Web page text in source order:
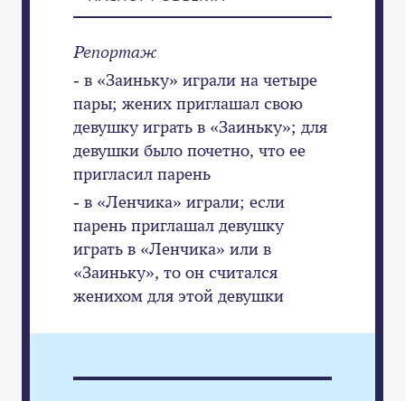
Репортаж
- в «Заиньку» играли на четыре
пары; жених приглашал свою
девушку играть в «Заиньку»; для
девушки было почетно, что ее
пригласил парень
- в «Ленчика» играли; если
парень приглашал девушку
играть в «Ленчика» или в
«Заиньку», то он считался
женихом для этой девушки